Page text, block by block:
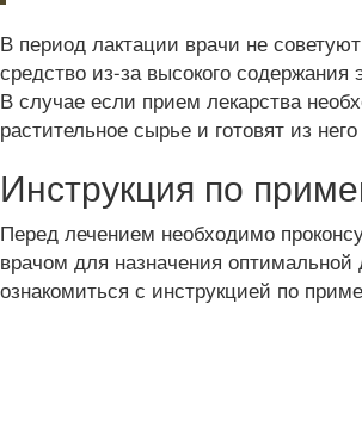
В период лактации врачи не
средство из-за высокого содержания
В случае если прием лекарства
растительное сырье и готовят из
Инструкция по
Перед лечением необходимо
врачом для назначения оптимальной
ознакомиться с инструкцией по